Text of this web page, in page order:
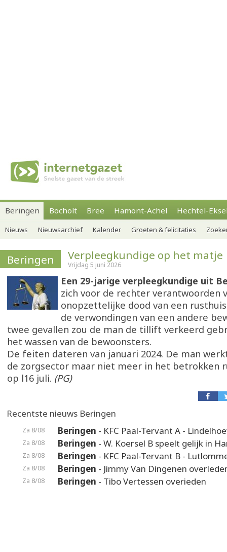
Beringen Bocholt Bree Hamont-Achel Hechtel-
Nieuws Nieuwsarchief Kalender Groeten & felicitaties
Beringen Verpleegkundige op het matje
Vrijdag 5 juni 2026
Een 29-jarige verpleegkundige uit
zich voor de rechter verantwoorden
onopzettelijke dood van een
de verwondingen van een andere
twee gevallen zou de man de tillift verkeerd
het wassen van de bewoonsters.
De feiten dateren van januari 2024. De man
de zorgsector maar niet meer in het betrokken
op l16 juli. (PG)
Recentste nieuws Beringen
Za 8/08 Beringen - KFC Paal-Tervant A -
Za 8/08 Beringen - W. Koersel B speelt gelijk in
Za 8/08 Beringen - KFC Paal-Tervant B -
Za 8/08 Beringen - Jimmy Van Dingenen
Za 8/08 Beringen - Tibo Vertessen overieden